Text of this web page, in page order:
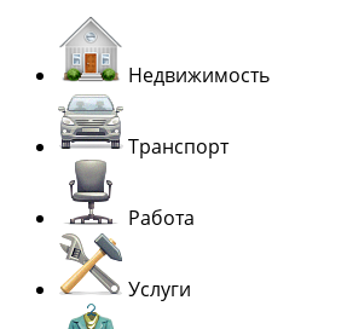
Недвижимость
Транспорт
Работа
Услуги